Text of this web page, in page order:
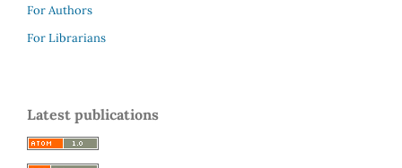
For Authors
For Librarians
Latest publications